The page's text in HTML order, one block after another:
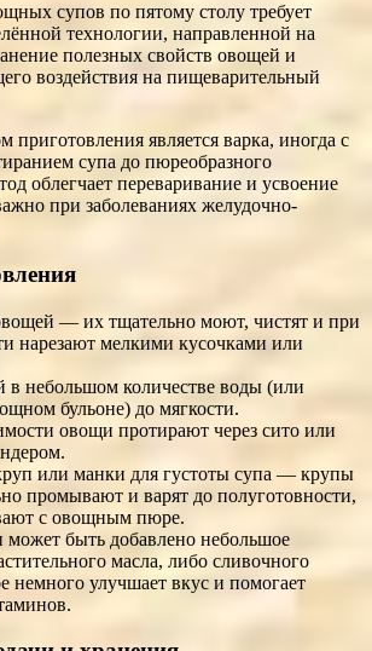
супов по пятому столу требует
технологии, направленной на
полезных свойств овощей и
воздействия на пищеварительный
является варка, иногда с
супа до пюреобразного
облегчает переваривание и усвоение
при заболеваниях желудочно-
— их тщательно моют, чистят и при
нарезают мелкими кусочками или
в небольшом количестве воды (или
бульоне) до мягкости.
овощи протирают через сито или
или манки для густоты супа — крупы
промывают и варят до полуготовности,
с овощным пюре.
может быть добавлено небольшое
масла, либо сливочного
немного улучшает вкус и помогает